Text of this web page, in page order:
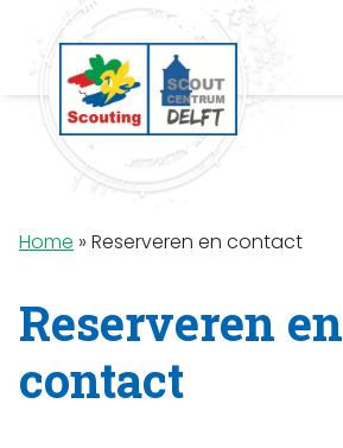
Home » Reserveren en contact
Reserveren en
contact